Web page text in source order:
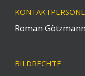
Roman
BILDRECHTE